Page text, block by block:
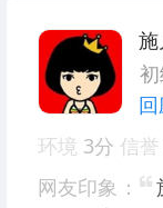
施
环境 3分 信誉
网友印象：